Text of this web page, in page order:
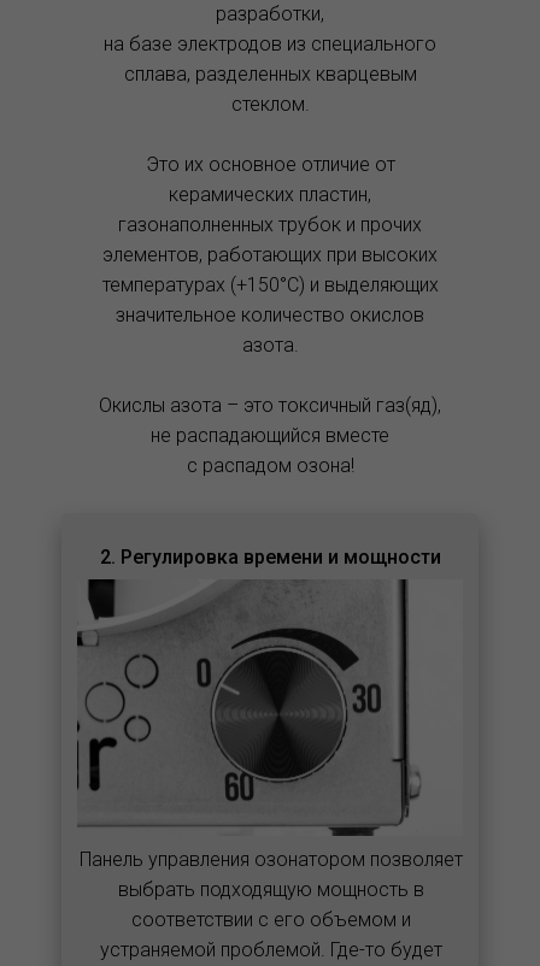
разработки,
на базе электродов из специального
сплава, разделенных кварцевым
стеклом.
Это их основное отличие от
керамических пластин,
газонаполненных трубок и прочих
элементов, работающих при высоких
температурах (+150°C) и выделяющих
значительное количество окислов
азота.
Окислы азота – это токсичный газ(яд),
не распадающийся вместе
с распадом озона!
2. Регулировка времени и мощности
Панель управления озонатором позволяет
выбрать подходящую мощность в
соответствии с его объемом и
устраняемой проблемой. Где-то будет